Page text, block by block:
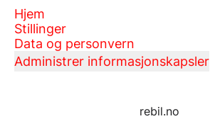
Hjem
Stillinger
Data og personvern
Administrer informasjonskapsler
rebil.no